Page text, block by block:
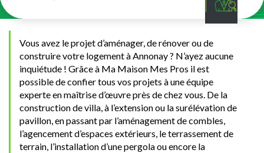
Vous avez le projet d’aménager, de rénover ou de
construire votre logement à Annonay ? N’ayez aucune
inquiétude ! Grâce à Ma Maison Mes Pros il est
possible de confier tous vos projets à une équipe
experte en maîtrise d’œuvre près de chez vous. De la
construction de villa, à l’extension ou la surélévation de
pavillon, en passant par l’aménagement de combles,
l’agencement d’espaces extérieurs, le terrassement de
terrain, l’installation d’une pergola ou encore la